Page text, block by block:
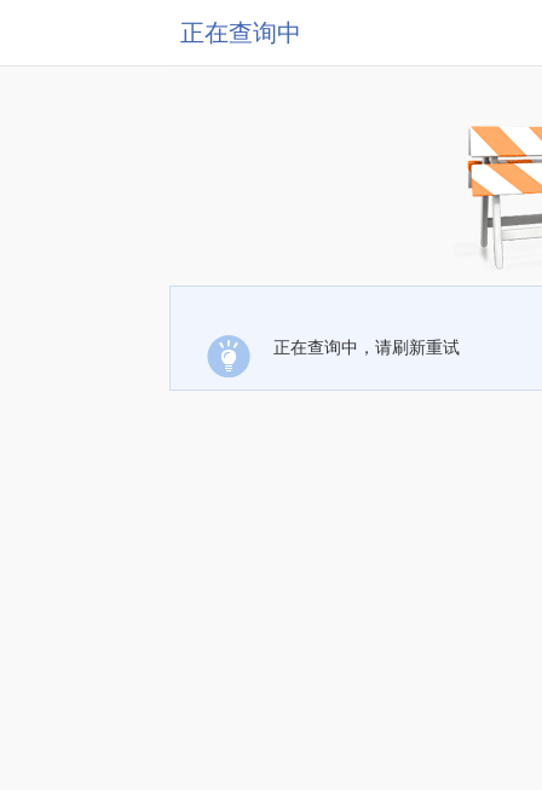
正在查询中
正在查询中，请刷新重试